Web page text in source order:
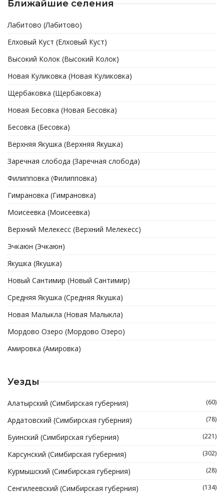
Ближайшие селения
Лабитово (Лабитово)
Елховый Куст (Елховый Куст)
Высокий Колок (Высокий Колок)
Новая Куликовка (Новая Куликовка)
Щербаковка (Щербаковка)
Новая Бесовка (Новая Бесовка)
Бесовка (Бесовка)
Верхняя Якушка (Верхняя Якушка)
Заречная слобода (Заречная слобода)
Филипповка (Филипповка)
Гимрановка (Гимрановка)
Моисеевка (Моисеевка)
Верхний Мелекесс (Верхний Мелекесс)
Эчкаюн (Эчкаюн)
Якушка (Якушка)
Новый Сантимир (Новый Сантимир)
Средняя Якушка (Средняя Якушка)
Новая Малыкла (Новая Малыкла)
Мордово Озеро (Мордово Озеро)
Амировка (Амировка)
Уезды
Алатырский (Симбирская губерния) (60)
Ардатовский (Симбирская губерния) (78)
Буинский (Симбирская губерния) (221)
Карсунский (Симбирская губерния) (302)
Курмышский (Симбирская губерния) (28)
Сенгилеевский (Симбирская губерния) (134)